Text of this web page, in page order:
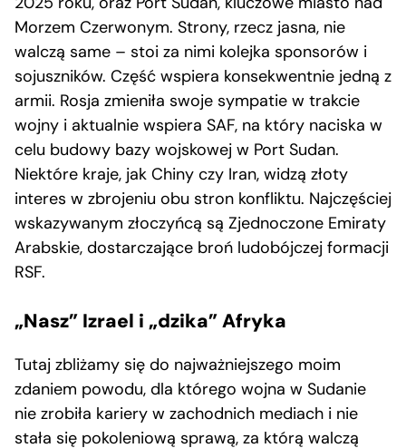
Morzem Czerwonym. Strony, rzecz jasna, nie
walczą same – stoi za nimi kolejka sponsorów i
sojuszników. Część wspiera konsekwentnie jedną z
armii. Rosja zmieniła swoje sympatie w trakcie
wojny i aktualnie wspiera SAF, na który naciska w
celu budowy bazy wojskowej w Port Sudan.
Niektóre kraje, jak Chiny czy Iran, widzą złoty
interes w zbrojeniu obu stron konfliktu. Najczęściej
wskazywanym złoczyńcą są Zjednoczone Emiraty
Arabskie, dostarczające broń ludobójczej formacji
RSF.
„Nasz” Izrael i „dzika” Afryka
Tutaj zbliżamy się do najważniejszego moim
zdaniem powodu, dla którego wojna w Sudanie
nie zrobiła kariery w zachodnich mediach i nie
stała się pokoleniową sprawą, za którą walczą